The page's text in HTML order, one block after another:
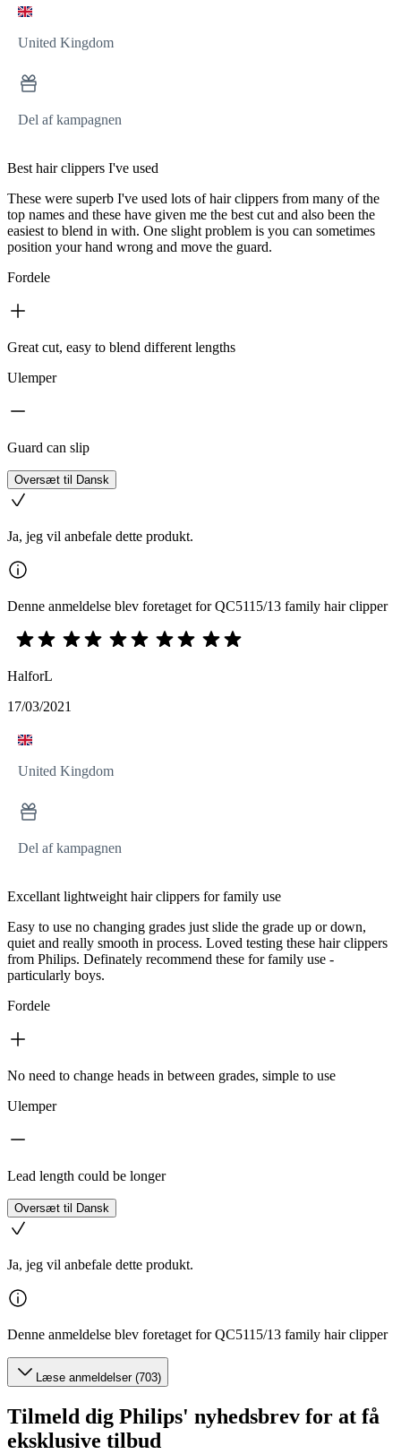
United Kingdom
Del af kampagnen
Best hair clippers I've used
These were superb I've used lots of hair clippers from many of the
top names and these have given me the best cut and also been the
easiest to blend in with. One slight problem is you can sometimes
position your hand wrong and move the guard.
Fordele
Great cut, easy to blend different lengths
Ulemper
Guard can slip
Oversæt til Dansk
Ja, jeg vil anbefale dette produkt.
Denne anmeldelse blev foretaget for QC5115/13 family hair clipper
HalforL
17/03/2021
United Kingdom
Del af kampagnen
Excellant lightweight hair clippers for family use
Easy to use no changing grades just slide the grade up or down,
quiet and really smooth in process. Loved testing these hair clippers
from Philips. Definately recommend these for family use -
particularly boys.
Fordele
No need to change heads in between grades, simple to use
Ulemper
Lead length could be longer
Oversæt til Dansk
Ja, jeg vil anbefale dette produkt.
Denne anmeldelse blev foretaget for QC5115/13 family hair clipper
Læse anmeldelser (703)
Tilmeld dig Philips' nyhedsbrev for at få
eksklusive tilbud